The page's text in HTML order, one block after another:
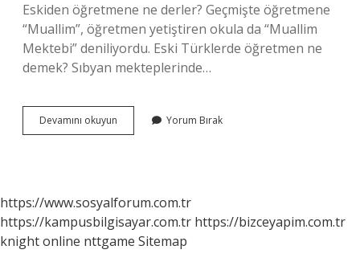
Eskiden öğretmene ne derler? Geçmişte öğretmene
“Muallim”, öğretmen yetiştiren okula da “Muallim
Mektebi” deniliyordu. Eski Türklerde öğretmen ne
demek? Sıbyan mekteplerinde…
Devamını okuyun
Turkce
Yorum Bırak
https://www.sosyalforum.com.tr
https://kampusbilgisayar.com.tr https://bizceyapim.com.tr
knight online nttgame Sitemap